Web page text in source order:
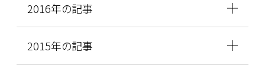
2016年の記事
2015年の記事